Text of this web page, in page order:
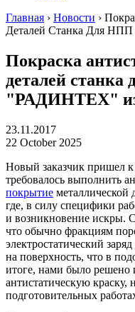
Главная › Новости ›
Деталей Станка Для
Покраска
деталей
"РАДИНТЕХ" из
23.11.2017
22 October 2025
Новый заказчик пришел
требовалось выполнить
покрытие металлической
где, в силу специфики
и возникновение искры.
что обычно фракциям
электростатический
на поверхность, что в
итоге, нами было решено
антистатическую краску,
подготовительных